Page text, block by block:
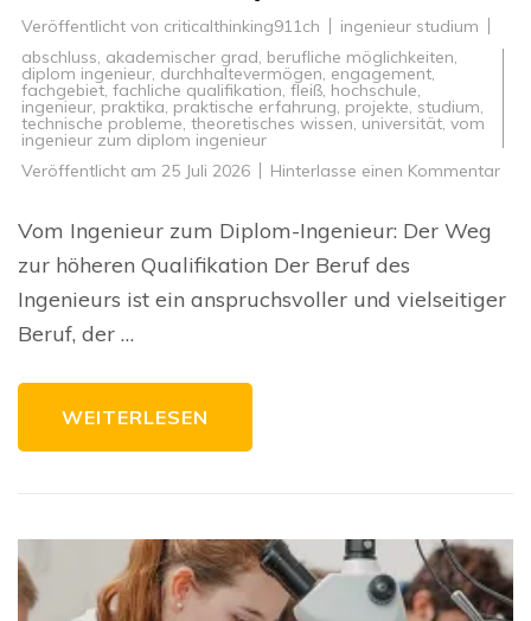
Veröffentlicht von criticalthinking911ch
ingenieur studium
abschluss, akademischer grad, berufliche möglichkeiten,
diplom ingenieur, durchhaltevermögen, engagement,
fachgebiet, fachliche qualifikation, fleiß, hochschule,
ingenieur, praktika, praktische erfahrung, projekte, studium,
technische probleme, theoretisches wissen, universität, vom
ingenieur zum diplom ingenieur
Veröffentlicht am 25 Juli 2026 Hinterlasse einen Kommentarzu
zur
Vom Ingenieur zum Diplom-Ingenieur: Der Weg
zur höheren Qualifikation Der Beruf des
Ingenieurs ist ein anspruchsvoller und vielseitiger
Beruf, der …
WEITERLESEN